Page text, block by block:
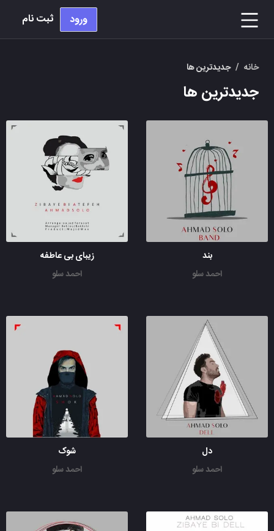
ورود ثبت نام
خانه / جدیدترین ها
جدیدترین ها
بند
احمد سلو
زیبای بی عاطفه
احمد سلو
دل
احمد سلو
شوک
احمد سلو